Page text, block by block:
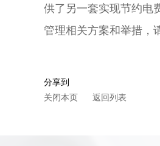
供了另一套实现节约电
管理相关方案和举措，
分享到
关闭本页
返回列表